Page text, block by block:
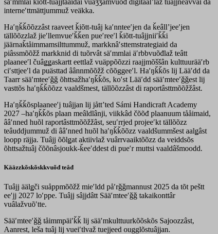
säʹmmlai ǩiõtt-tuâjjtääidai vuäǯǯamvuõđ digitaalʼlaž tuâjjneävvai da
interneʹttmättjummuž veäkka.
Haʹŋǩǩõõzzâst raaveet ǩiõtt-tuâj kaʹnnteeʹjen da ǩeâllʼjeeʹjen
tällõõzzlaž jieʹllemvueʹǩǩen pueʹreeʹl ǩiõtt-tuâjjniiʹǩǩi
jäärnaǩtåimmamsilttummuž, markknâʹsttemstrategiaid da
piâssmõõžž markknid di tuõrvât säʹmmlai äʹrbbvuõđlaž teâtt
plaaneeʹl čuâǥǥaskartt eettlaž vuäppõõzzi raajjmõššân kulttuurääʹrb
ciʹsttjeeʹl da puästtad âânnmõõžž cõõggeeʹl. Haʹŋǩǩõs lij Lääʹdd da
Taarr sääʹmteeʹǧǧ õhttsažhaʹŋǩǩõs, koʹst Lääʹdd sääʹmteeʹǧǧest lij
vasttõs haʹŋǩǩõõzz vaaldšmest, tällõõzzâst di raportâsttmõõžžâst.
Haʹŋǩǩõsplaaneeʹj tuâjjan lij jåttʼted Sámi Handicraft Academy
2027 –haʹŋǩǩõs plaan meâldlânji, viikkâd čõõđ plaanuum tååimaid,
ââʹnned huõl raportâsttmõõžžâst, seuʹrrjed projeeʹkt tällõõzz
teâuddjummuž di ââʹnned huõl haʹŋǩǩõõzz vaaldšummšest aalǥâst
loopp räjja. Tuâjj õõlǥat aktiivlaž vuârrvaaiktõõzz da veiddsõs
õhttsažtuâj čõõnâsjoukk-ǩeeʹddest di pueʹr muttsi vaaldâšmoodd.
Kääzzkõskõskkvuõđ teâđ
Tuâjj äälǥči suåppmõõžž mieʹldd påʹrǧǧmannust 2025 da tõt peštt
eeʹjj 2027 loʹppe. Tuâjj sâjjdâtt Sääʹmteeʹǧǧ takaikonttâr
vuâlažvuõʹtte.
Sääʹmteeʹǧǧ tåimmpäiʹǩǩ lij sääʹmkulttuurkõõskõs Sajoozzâst,
Aanrest, leša tuâj lij vueiʹtlvaž tuejjeed ougglõstuâjjan.